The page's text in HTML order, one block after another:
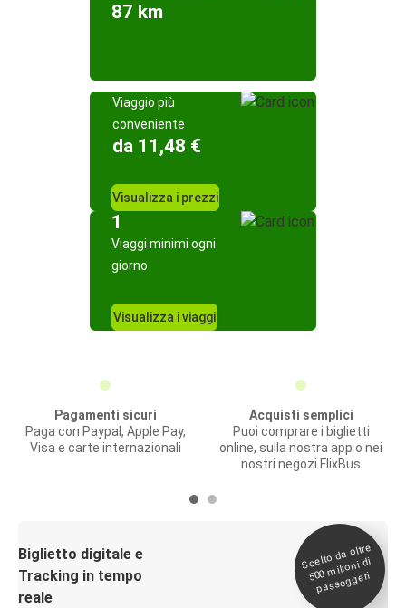
87 km
Viaggio più
conveniente
da 11,48 €
Visualizza i prezzi
1
Viaggi minimi ogni
giorno
Visualizza i viaggi
Pagamenti sicuri
Paga con Paypal, Apple Pay,
Visa e carte internazionali
Acquisti semplici
Puoi comprare i biglietti
online, sulla nostra app o nei
nostri negozi FlixBus
Biglietto digitale e
Tracking in tempo
reale
Scelto da oltre
500
milioni di
passeggeri